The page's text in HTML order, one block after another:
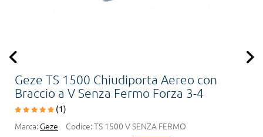
Geze TS 1500 Chiudiporta Aereo con
Braccio a V Senza Fermo Forza 3-4
(1)
Marca: Geze Codice:TS 1500 V SENZA FERMO